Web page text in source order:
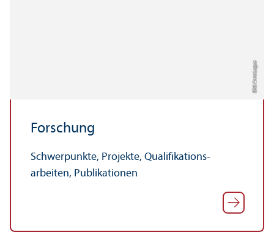
Bild: Anna Logue
Forschung
Schwerpunkte, Projekte, Qualifikations­
arbeiten, Publikationen